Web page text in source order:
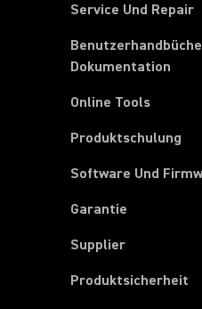
Service Und Repair
Dokumentation
Online Tools
Produktschulung
Software Und
Garantie
Supplier(Opens in a
Produktsicherheit